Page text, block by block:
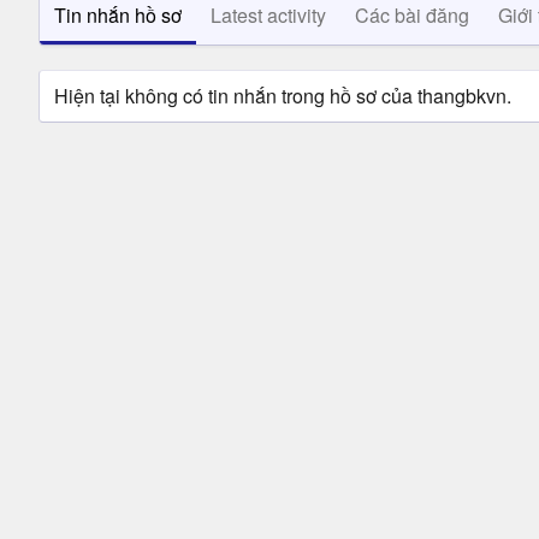
Tin nhắn hồ sơ Latest activity Các bài đăng Giới
Hiện tại không có tin nhắn trong hồ sơ của thangbkvn.